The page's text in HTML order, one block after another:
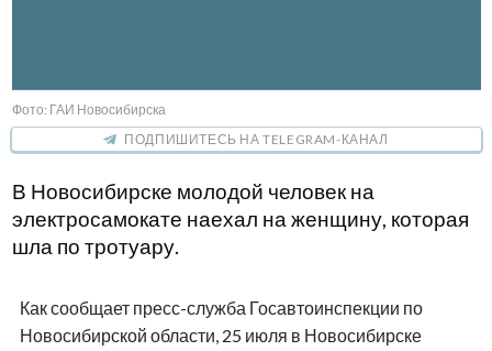
Фото: ГАИ Новосибирска
ПОДПИШИТЕСЬ НА TELEGRAM-КАНАЛ
В Новосибирске молодой человек на
электросамокате наехал на женщину, которая
шла по тротуару.
Как сообщает пресс-служба Госавтоинспекции по
Новосибирской области, 25 июля в Новосибирске